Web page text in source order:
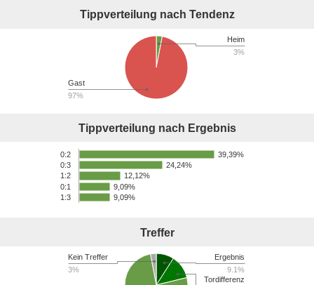
Tippverteilung nach Tendenz
Heim
3%
Gast
97%
Tippverteilung nach Ergebnis
0:2
0:3
1:2
0:1
1:3
39,39%
24,24%
12,12%
9,09%
9,09%
Treffer
Ergebnis
9.1%
Tordifferenz
Kein Treffer
3%